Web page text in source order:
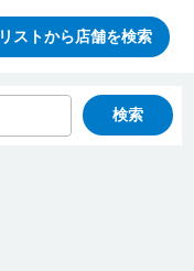
リストから店舗を検索
検索